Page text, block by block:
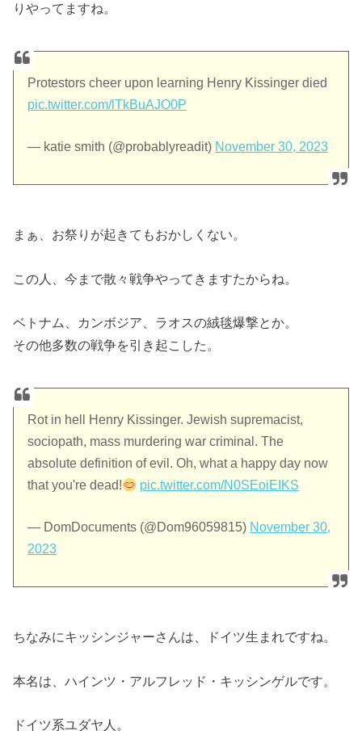
りやってますね。
Protestors cheer upon learning Henry Kissinger died
pic.twitter.com/lTkBuAJO0P
— katie smith (@probablyreadit) November 30, 2023
まぁ、お祭りが起きてもおかしくない。
この人、今まで散々戦争やってきますたからね。
ベトナム、カンボジア、ラオスの絨毯爆撃とか。
その他多数の戦争を引き起こした。
Rot in hell Henry Kissinger. Jewish supremacist,
sociopath, mass murdering war criminal. The
absolute definition of evil. Oh, what a happy day now
that you're dead!
pic.twitter.com/N0SEoiEIKS
— DomDocuments (@Dom96059815) November 30,
2023
ちなみにキッシンジャーさんは、ドイツ生まれですね。
本名は、ハインツ・アルフレッド・キッシンゲルです。
ドイツ系ユダヤ人。